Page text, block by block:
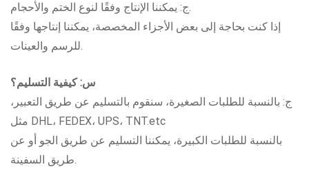
ج: يمكننا الإنتاج وفقًا لنوع الختم والأحجام.
إذا كنت بحاجة إلى بعض الأجزاء المخصصة، يمكننا إنتاجها وفقًا
للرسم والعينات.
س: كيفية التسليم؟
ج: بالنسبة للطلبات الصغيرة، سنقوم بالتسليم عن طريق التعبير،
مثل DHL، FEDEX، UPS، TNT.etc
بالنسبة للطلبات الكبيرة، يمكننا التسليم عن طريق الجو أو عن
طريق السفينة.